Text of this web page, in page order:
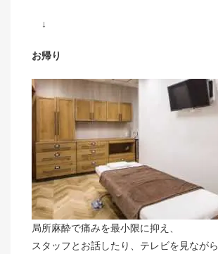
↓
お帰り
局所麻酔で痛みを最小限に抑え、
スタッフとお話したり、テレビを見ながら